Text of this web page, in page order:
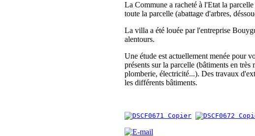
La Commune a racheté à l'Etat la
toute la parcelle (abattage d'arbres,
La villa a été louée par l'entreprise
alentours.
Une étude est actuellement menée pour
présents sur la parcelle (bâtiments en
plomberie, électricité...). Des travaux
les différents bâtiments.